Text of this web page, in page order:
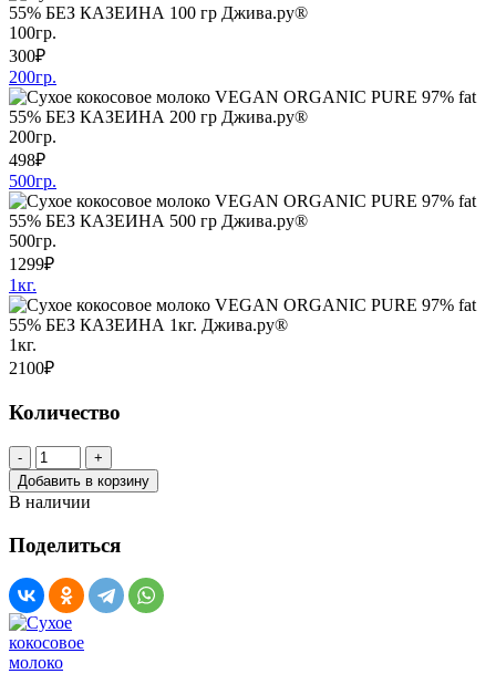
100гр.
300₽
200гр.
200гр.
498₽
500гр.
500гр.
1299₽
1кг.
1кг.
2100₽
Количество
-
+
Добавить в корзину
В наличии
Поделиться